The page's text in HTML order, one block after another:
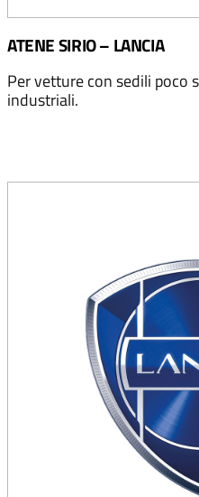
ATENE SIRIO – LANCIA
Per vetture con sedili poco
industriali.